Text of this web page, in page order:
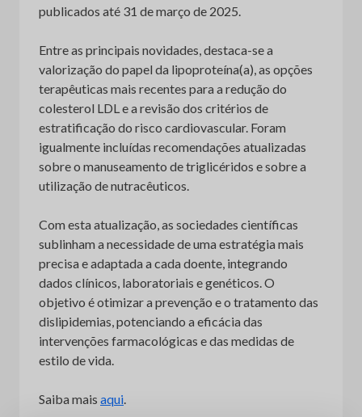
publicados até 31 de março de 2025.
Entre as principais novidades, destaca-se a
valorização do papel da lipoproteína(a), as opções
terapêuticas mais recentes para a redução do
colesterol LDL e a revisão dos critérios de
estratificação do risco cardiovascular. Foram
igualmente incluídas recomendações atualizadas
sobre o manuseamento de triglicéridos e sobre a
utilização de nutracêuticos.
Com esta atualização, as sociedades científicas
sublinham a necessidade de uma estratégia mais
precisa e adaptada a cada doente, integrando
dados clínicos, laboratoriais e genéticos. O
objetivo é otimizar a prevenção e o tratamento das
dislipidemias, potenciando a eficácia das
intervenções farmacológicas e das medidas de
estilo de vida.
Saiba mais aqui.